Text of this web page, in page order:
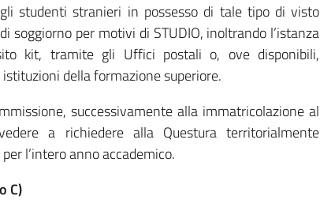
studenti stranieri in possesso di tale tipo di visto
soggiorno per motivi di STUDIO, inoltrando l’istanza
kit, tramite gli Uffici postali o, ove disponibili,
della formazione superiore.
successivamente alla immatricolazione al
a richiedere alla Questura territorialmente
l’intero anno accademico.
C)